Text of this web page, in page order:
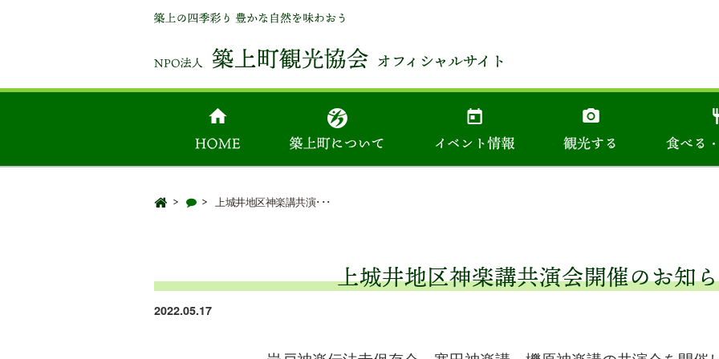
上城井地区神楽講共演･･･
上城井地区神楽講共演会開催のお知
2022.05.17